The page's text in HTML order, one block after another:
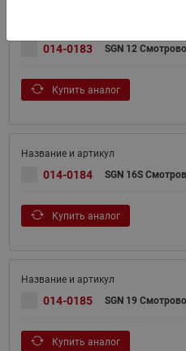
014-0183 SGN 12
Купить аналог
014-0184 SGN 16S
Купить аналог
014-0185 SGN 19
Купить аналог